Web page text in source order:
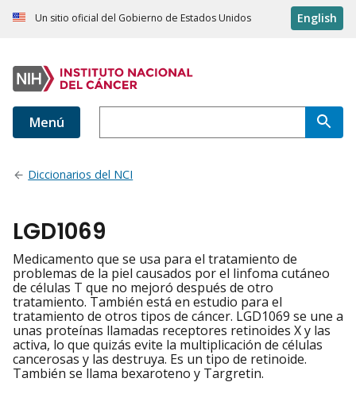
Un sitio oficial del Gobierno de Estados Unidos English
Menú
Diccionarios del NCI
LGD1069
Medicamento que se usa para el tratamiento de
problemas de la piel causados por el linfoma cutáneo
de células T que no mejoró después de otro
tratamiento. También está en estudio para el
tratamiento de otros tipos de cáncer. LGD1069 se une a
unas proteínas llamadas receptores retinoides X y las
activa, lo que quizás evite la multiplicación de células
cancerosas y las destruya. Es un tipo de retinoide.
También se llama bexaroteno y Targretin.